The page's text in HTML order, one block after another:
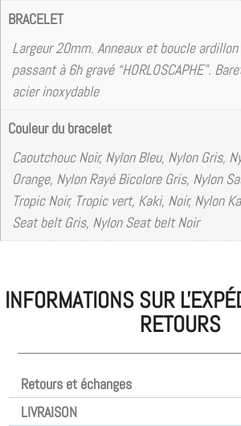
BRACELET
Largeur 20mm. Anneaux et boucle
passant à 6h gravé “HORLOSCAPHE”.
acier inoxydable
Couleur du bracelet
Caoutchouc Noir, Nylon Bleu, Nylon Gris,
Orange, Nylon Rayé Bicolore Gris, Nylon
Tropic Noir, Tropic vert, Kaki, Noir, Nylon
Seat belt Gris, Nylon Seat belt Noir
INFORMATIONS SUR
RETOURS
Retours et échanges
LIVRAISON